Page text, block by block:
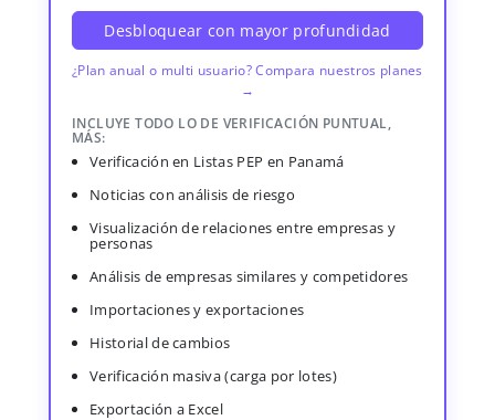
Desbloquear con mayor profundidad
¿Plan anual o multi usuario? Compara nuestros planes
→
INCLUYE TODO LO DE VERIFICACIÓN PUNTUAL,
MÁS:
Verificación en Listas PEP en Panamá
Noticias con análisis de riesgo
Visualización de relaciones entre empresas y
personas
Análisis de empresas similares y competidores
Importaciones y exportaciones
Historial de cambios
Verificación masiva (carga por lotes)
Exportación a Excel